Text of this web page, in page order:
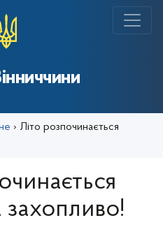
› Літо розпочинається
захопливо!